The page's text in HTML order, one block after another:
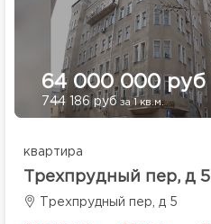
64 000 000 руб
744 186 рубза 1 кв.м.
квартира
Трехпрудный пер, д 5
Трехпрудный пер, д 5